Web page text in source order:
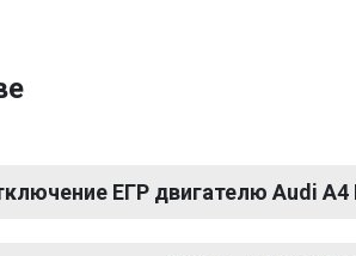
ЕГР двигателю Audi A4